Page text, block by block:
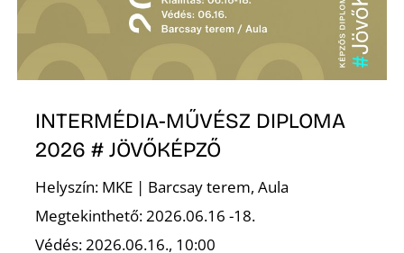
INTERMÉDIA-MŰVÉSZ DIPLOMA
2026 # JÖVŐKÉPZŐ
Helyszín: MKE | Barcsay terem, Aula
Megtekinthető: 2026.06.16 -18.
Védés: 2026.06.16., 10:00